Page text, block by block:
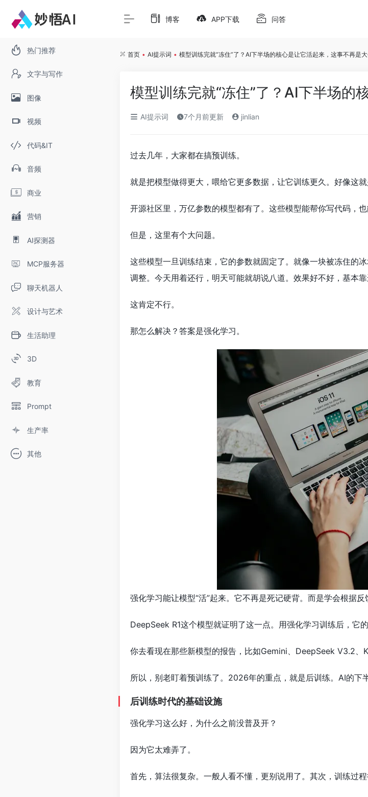
热门推荐
文字与写作
图像
视频
代码&IT
音频
商业
营销
AI探测器
MCP服务器
聊天机器人
设计与艺术
生活助理
3D
教育
Prompt
生产率
其他
博客 APP下载 问答
首页 • AI提示词 • 模型训练完就“冻住”了？AI下半场的核心是让它活起来，这事不再是
模型训练完就“冻住”了？AI下半场的
AI提示词 7个月前更新 jinlian
过去几年，大家都在搞预训练。
就是把模型做得更大，喂给它更多数据，让它训练更久。好像这
开源社区里，万亿参数的模型都有了。这些模型能帮你写代码，
但是，这里有个大问题。
这些模型一旦训练结束，它的参数就固定了。就像一块被冻住的
调整。今天用着还行，明天可能就胡说八道。效果好不好，基本靠
这肯定不行。
那怎么解决？答案是强化学习。
强化学习能让模型“活”起来。它不再是死记硬背。而是学会根据
DeepSeek R1这个模型就证明了这一点。用强化学习训练后，它
你去看现在那些新模型的报告，比如Gemini、DeepSeek V3.2、
所以，别老盯着预训练了。2026年的重点，就是后训练。AI的下
后训练时代的基础设施
强化学习这么好，为什么之前没普及开？
因为它太难弄了。
首先，算法很复杂。一般人看不懂，更别说用了。其次，训练过